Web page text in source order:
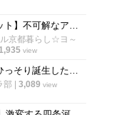
【恐怖スポット】不可解なアクシデントに遭遇「粟田口刑場跡」【観光】
京都暮らし☆ヨ～
view
【京都駅】ひっそり誕生したフォトスポット！京都タワーと一緒に撮れる新モニュメント
部 3,089 view